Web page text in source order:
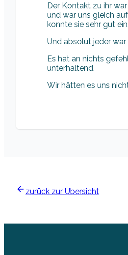
Der Kontakt zu ihr
und war uns gleich
konnte sie sehr gut
Und absolut jeder
Es hat an nichts
unterhaltend.
Wir hätten es uns
zurück zur Übersicht